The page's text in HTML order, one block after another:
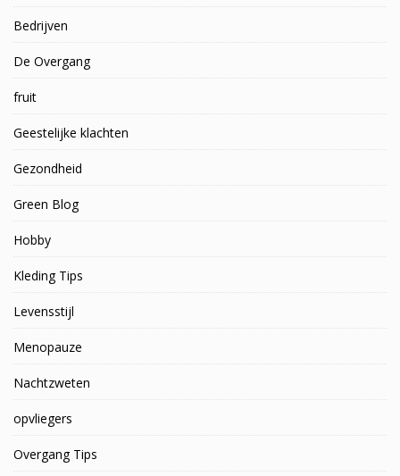
Bedrijven
De Overgang
fruit
Geestelijke klachten
Gezondheid
Green Blog
Hobby
Kleding Tips
Levensstijl
Menopauze
Nachtzweten
opvliegers
Overgang Tips